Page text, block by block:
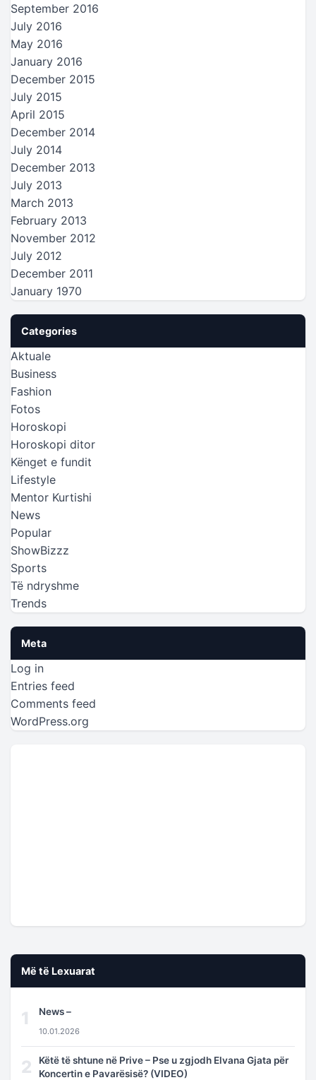
September 2016
July 2016
May 2016
January 2016
December 2015
July 2015
April 2015
December 2014
July 2014
December 2013
July 2013
March 2013
February 2013
November 2012
July 2012
December 2011
January 1970
Categories
Aktuale
Business
Fashion
Fotos
Horoskopi
Horoskopi ditor
Kënget e fundit
Lifestyle
Mentor Kurtishi
News
Popular
ShowBizzz
Sports
Të ndryshme
Trends
Meta
Log in
Entries feed
Comments feed
WordPress.org
Më të Lexuarat
1 News –
10.01.2026
2
Këtë të shtune në Prive – Pse u zgjodh Elvana Gjata për
Koncertin e Pavarësisë? (VIDEO)